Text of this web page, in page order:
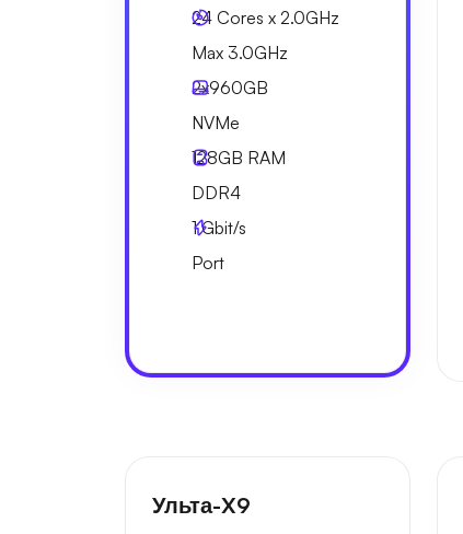
24 Cores x 2.0GHz
Max 3.0GHz
2x960GB
NVMe
128GB RAM
DDR4
1Gbit/s
Port
Ульта-X9